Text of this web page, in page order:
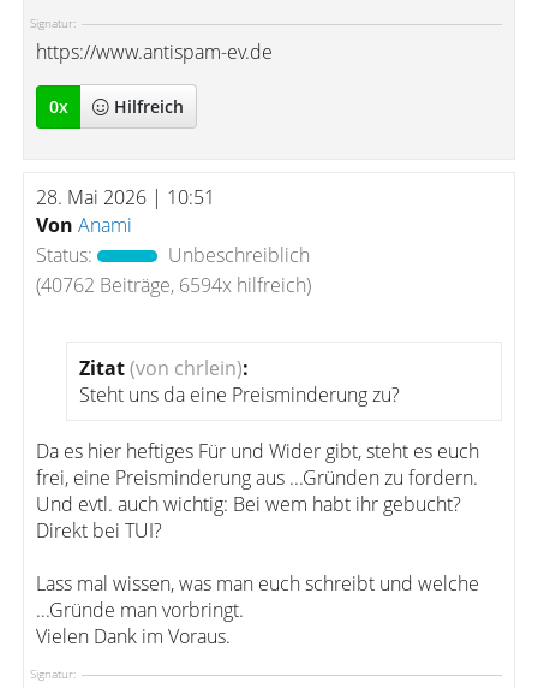
Signatur:
https://www.antispam-ev.de
0x Hilfreich
28. Mai 2026 | 10:51
Von Anami
Status:
Unbeschreiblich
(40762 Beiträge, 6594x hilfreich)
Zitat(von chrlein):
Steht uns da eine Preisminderung zu?
Da es hier heftiges Für und Wider gibt, steht es euch
frei, eine Preisminderung aus ...Gründen zu fordern.
Und evtl. auch wichtig: Bei wem habt ihr gebucht?
Direkt bei TUI?
Lass mal wissen, was man euch schreibt und welche
...Gründe man vorbringt.
Vielen Dank im Voraus.
Signatur: